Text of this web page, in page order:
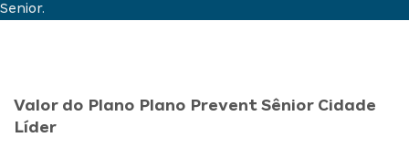
Senior.
Valor do Plano Plano Prevent Sênior Cidade
Líder